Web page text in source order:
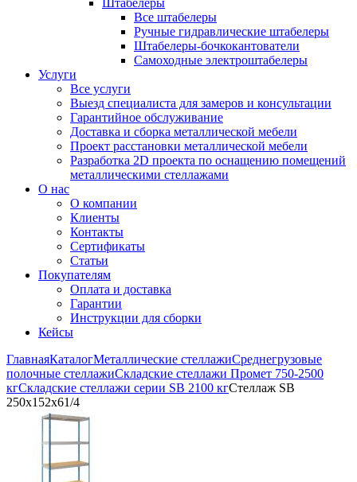
Штабелеры
Все штабелеры
Ручные гидравлические штабелеры
Штабелеры-бочкокантователи
Самоходные электроштабелеры
Услуги
Все услуги
Выезд специалиста для замеров и консультации
Гарантийное обслуживание
Доставка и сборка металлической мебели
Проект расстановки металлической мебели
Разработка 2D проекта по оснащению помещений
металлическими стеллажами
О нас
О компании
Клиенты
Контакты
Сертификаты
Статьи
Покупателям
Оплата и доставка
Гарантии
Инструкции для сборки
Кейсы
ГлавнаяКаталогМеталлические стеллажиСреднегрузовые
полочные стеллажиСкладские стеллажи Промет 750-2500
кгСкладские стеллажи серии SB 2100 кгСтеллаж SB
250x152x61/4